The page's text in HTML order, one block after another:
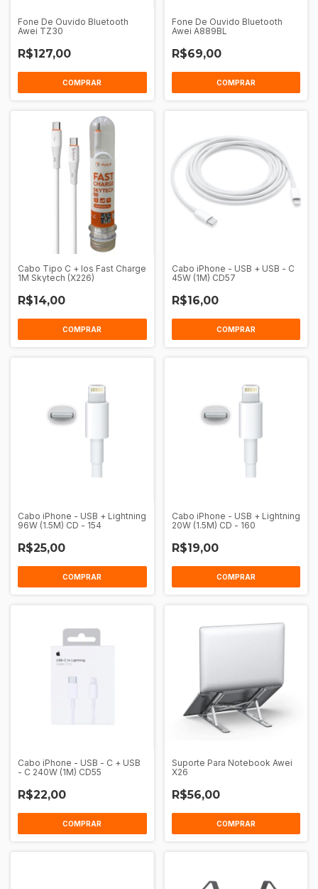
Fone De Ouvido Bluetooth
Awei TZ30
R$127,00
COMPRAR
Fone De Ouvido Bluetooth
Awei A889BL
R$69,00
COMPRAR
Cabo Tipo C + Ios Fast Charge
1M Skytech (X226)
R$14,00
COMPRAR
Cabo iPhone - USB + USB - C
45W (1M) CD57
R$16,00
COMPRAR
Cabo iPhone - USB + Lightning
96W (1.5M) CD - 154
R$25,00
COMPRAR
Cabo iPhone - USB + Lightning
20W (1.5M) CD - 160
R$19,00
COMPRAR
Cabo iPhone - USB - C + USB
- C 240W (1M) CD55
R$22,00
COMPRAR
Suporte Para Notebook Awei
X26
R$56,00
COMPRAR